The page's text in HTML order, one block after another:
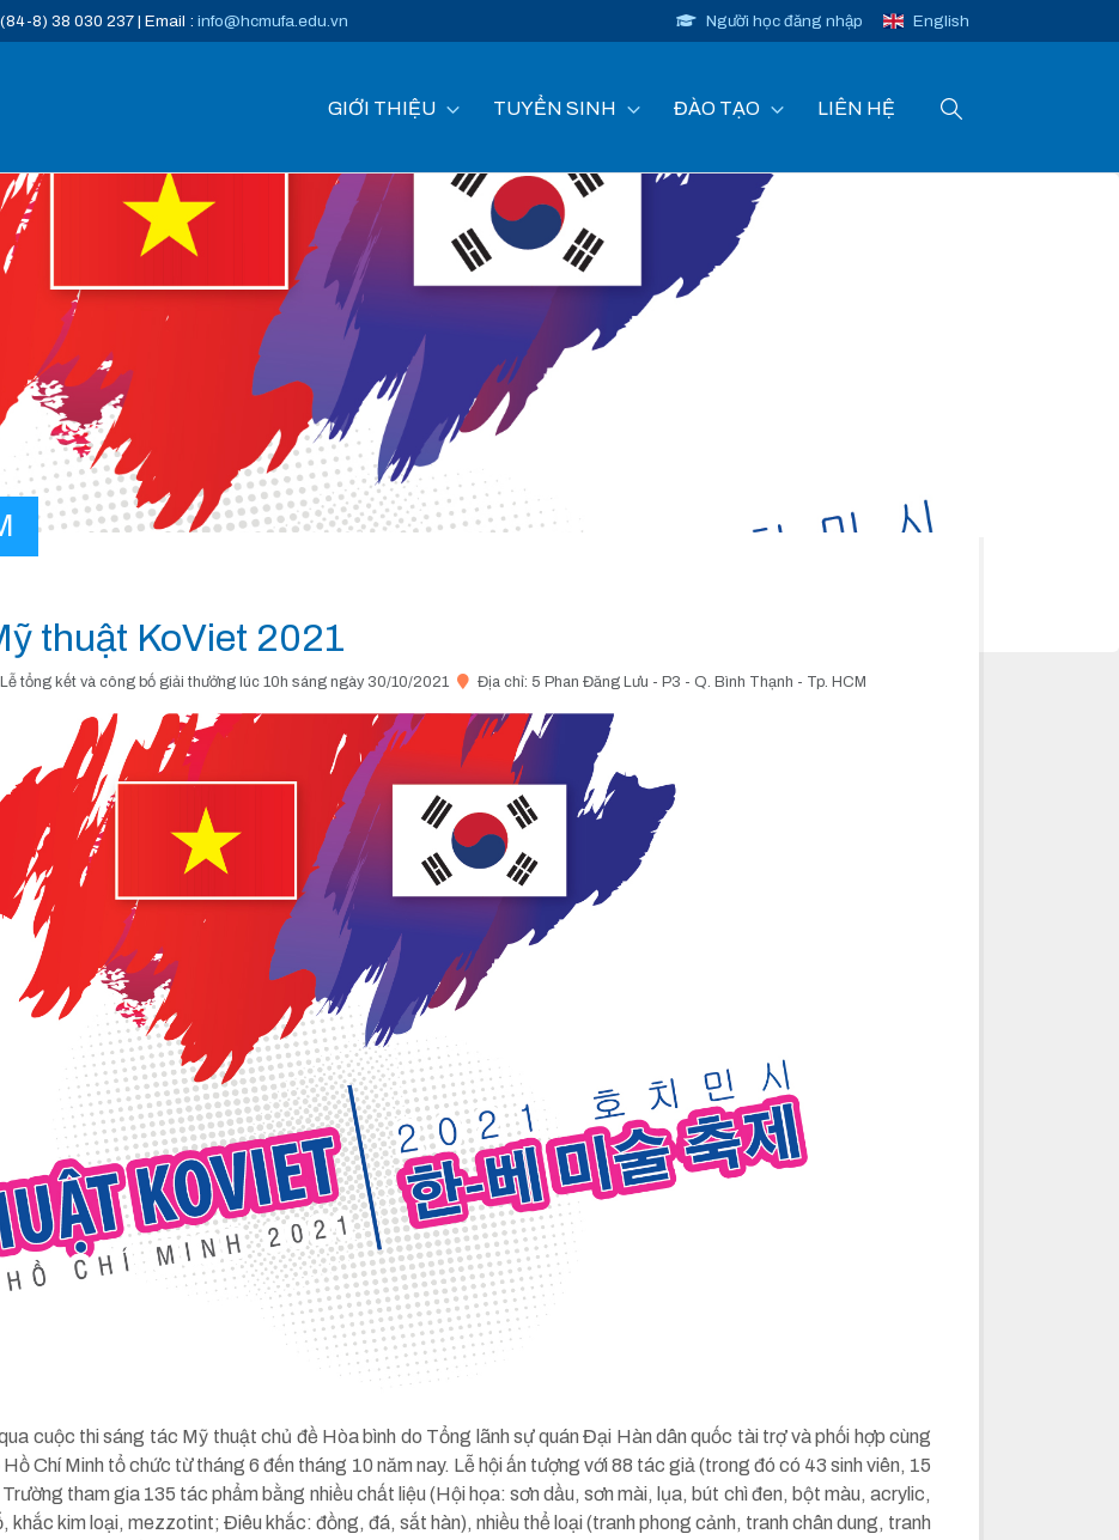
8) 38 030 237 | Email : info@hcmufa.edu.vn Người học đăng nhập English
GIỚI THIỆU TUYỂN SINH ĐÀO TẠO LIÊN HỆ
thuật KoViet 2021
tổng kết và công bố giải thưởng lúc 10h sáng ngày 30/10/2021 Địa chỉ: 5 Phan Đăng Lưu - P3 - Q. Bình Thạnh - Tp. HCM
cuộc thi sáng tác Mỹ thuật chủ đề Hòa bình do Tổng lãnh sự quán Đại Hàn dân quốc tài trợ và phối hợp cùng
Chí Minh tổ chức từ tháng 6 đến tháng 10 năm nay. Lễ hội ấn tượng với 88 tác giả (trong đó có 43 sinh viên, 15
tham gia 135 tác phẩm bằng nhiều chất liệu (Hội họa: sơn dầu, sơn mài, lụa, bút chì đen, bột màu, acrylic,
khắc kim loại, mezzotint; Điêu khắc: đồng, đá, sắt hàn), nhiều thể loại (tranh phong cảnh, tranh chân dung, tranh